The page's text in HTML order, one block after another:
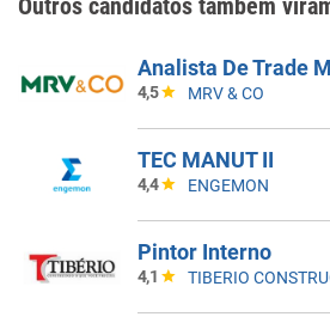
Outros candidatos também
Analista De Trade
4,5 MRV & CO
TEC MANUT II
4,4 ENGEMON
Pintor Interno
4,1